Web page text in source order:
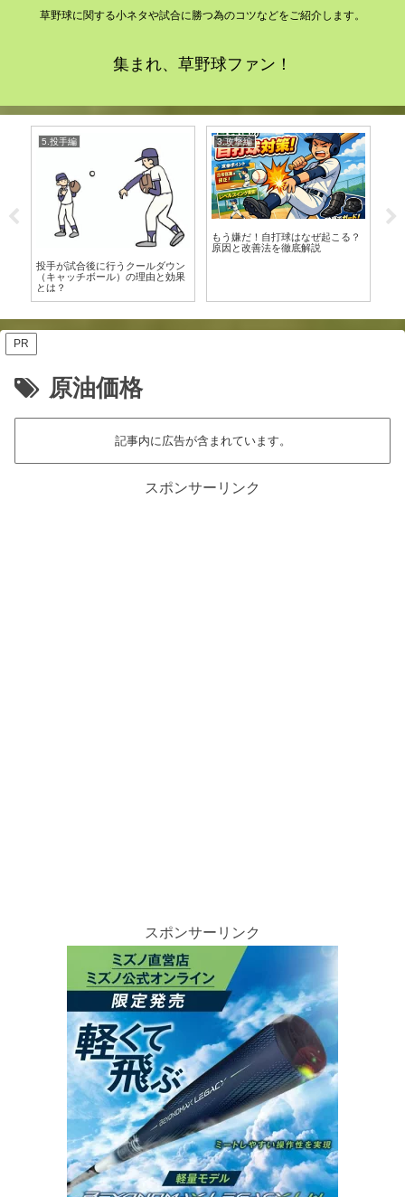
草野球に関する小ネタや試合に勝つ為のコツなどをご紹介します。
集まれ、草野球ファン！
5.投手編
投手が試合後に行うクールダウン
（キャッチボール）の理由と効果
とは？
3.攻撃編
もう嫌だ！自打球はなぜ起こる？
原因と改善法を徹底解説
PR
原油価格
記事内に広告が含まれています。
スポンサーリンク
スポンサーリンク